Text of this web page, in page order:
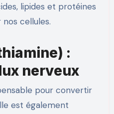
lipides et protéines
cellules.
:
nerveux
pour convertir
est également